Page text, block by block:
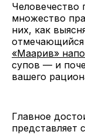
Человечество
множество
них, как
отмечающийся
«Маарив»
супов — и
вашего
Главное
представляет